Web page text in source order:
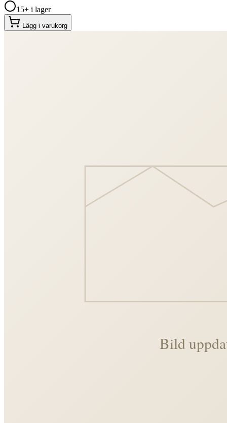
15+ i lager
Lägg i varukorg